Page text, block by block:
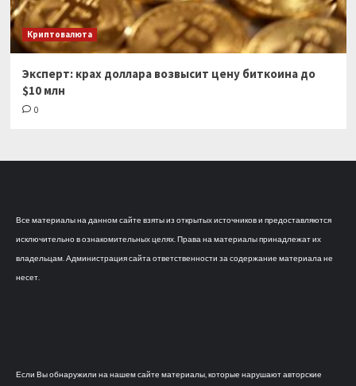
Криптовалюта
Эксперт: крах доллара возвысит цену биткоина до
$10 млн
0
Все материалы на данном сайте взяты из открытых источников и предоставляются
исключительно в ознакомительных целях. Права на материалы принадлежат их
владельцам. Администрация сайта ответственности за содержание материала не
несет.
Если Вы обнаружили на нашем сайте материалы, которые нарушают авторские